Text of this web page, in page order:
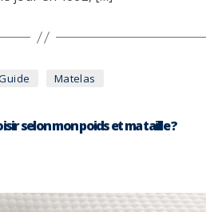
Catégories
Matelas
selon mon poids et ma taille ?